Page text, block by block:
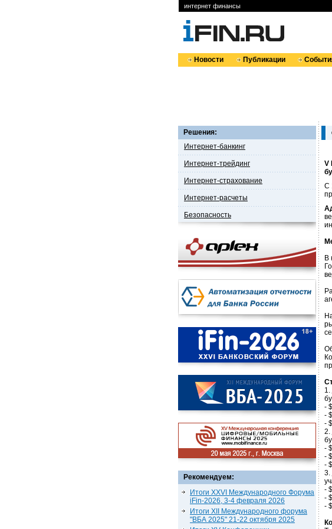
интернет финансы
Новости Публикации
Решения:
Интернет-банкинг
Интернет-трейдинг
Интернет-страхование
Интернет-расчеты
Безопасность
Рекомендуем:
Итоги XXVI Международного Форума
iFin-2026, 3-4 февраля 2026
Итоги XII Международного форума
"ВБА 2025" 21-22 октября 2025
V
C
В
-
-
-
2.
-
-
-
3.
-
-
-